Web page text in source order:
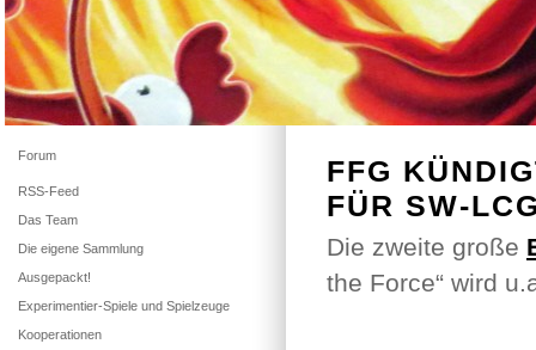
FFG
FÜR SW-
Die zweite große
the Force“ wird
Forum
RSS-Feed
Das Team
Die eigene Sammlung
Ausgepackt!
Experimentier-Spiele und Spielzeuge
Kooperationen